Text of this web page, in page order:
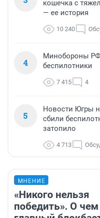
кошечка с
— ее история
10 240
4
Минобороны
беспилотники
7 415 4
5
Новости Югры
сбили
затопило
4 713
МНЕНИЕ
«Никого нельзя
победить». О чем